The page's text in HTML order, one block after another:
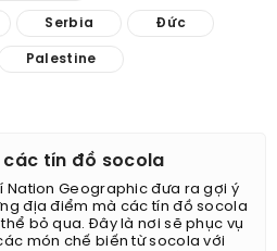
Serbia Đức
Palestine
các tín đồ socola
Nation Geographic đưa ra gợi ý
địa điểm mà các tín đồ socola
thể bỏ qua. Đây là nơi sẽ phục vụ
món chế biến từ socola với